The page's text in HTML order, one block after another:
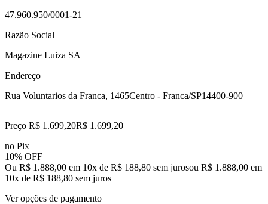
47.960.950/0001-21
Razão Social
Magazine Luiza SA
Endereço
Rua Voluntarios da Franca, 1465Centro - Franca/SP14400-900
Preço R$ 1.699,20R$ 1.699,20
no Pix
10% OFF
Ou R$ 1.888,00 em 10x de R$ 188,80 sem jurosou R$ 1.888,00 em
10x de R$ 188,80 sem juros
Ver opções de pagamento